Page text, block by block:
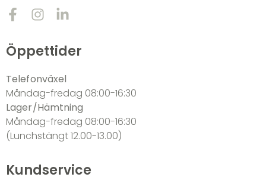
Öppettider
Telefonväxel
Måndag-fredag 08:00-16:30
Lager/Hämtning
Måndag-fredag 08:00-16:30
(Lunchstängt 12.00-13.00)
Kundservice